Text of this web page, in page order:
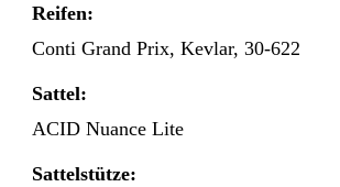
Reifen:
Conti Grand Prix, Kevlar, 30-622
Sattel:
ACID Nuance Lite
Sattelstütze: